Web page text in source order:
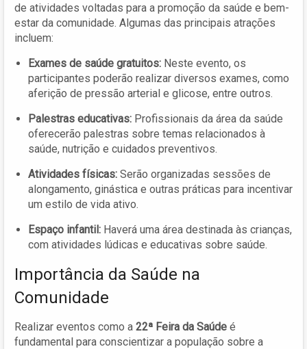
de atividades voltadas para a promoção da saúde e bem-
estar da comunidade. Algumas das principais atrações
incluem:
Exames de saúde gratuitos: Neste evento, os
participantes poderão realizar diversos exames, como
aferição de pressão arterial e glicose, entre outros.
Palestras educativas: Profissionais da área da saúde
oferecerão palestras sobre temas relacionados à
saúde, nutrição e cuidados preventivos.
Atividades físicas: Serão organizadas sessões de
alongamento, ginástica e outras práticas para incentivar
um estilo de vida ativo.
Espaço infantil: Haverá uma área destinada às crianças,
com atividades lúdicas e educativas sobre saúde.
Importância da Saúde na
Comunidade
Realizar eventos como a 22ª Feira da Saúde é
fundamental para conscientizar a população sobre a